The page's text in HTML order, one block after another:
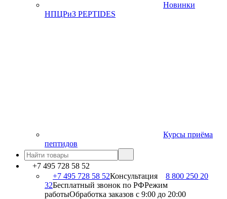
Новинки
НПЦРиЗ PEPTIDES
Курсы приёма
пептидов
+7 495 728 58 52
+7 495 728 58 52Консультация
8 800 250 20
32Бесплатный звонок по РФРежим
работыОбработка заказов с 9:00 до 20:00